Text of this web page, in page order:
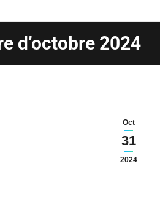
d’octobre 2024
êtes ici :
Oct
31
2024